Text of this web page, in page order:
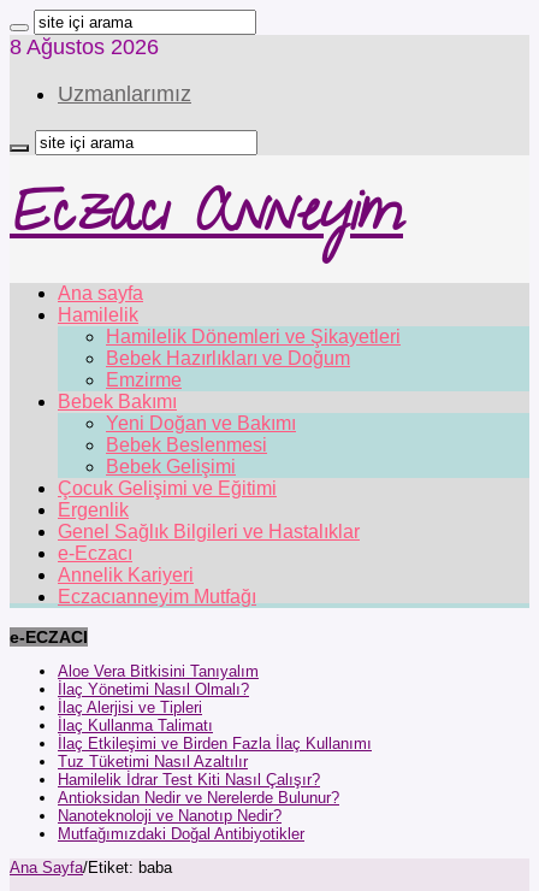
8 Ağustos 2026
Uzmanlarımız
Eczacı Anneyim
Ana sayfa
Hamilelik
Hamilelik Dönemleri ve Şikayetleri
Bebek Hazırlıkları ve Doğum
Emzirme
Bebek Bakımı
Yeni Doğan ve Bakımı
Bebek Beslenmesi
Bebek Gelişimi
Çocuk Gelişimi ve Eğitimi
Ergenlik
Genel Sağlık Bilgileri ve Hastalıklar
e-Eczacı
Annelik Kariyeri
Eczacıanneyim Mutfağı
e-ECZACI
Aloe Vera Bitkisini Tanıyalım
İlaç Yönetimi Nasıl Olmalı?
İlaç Alerjisi ve Tipleri
İlaç Kullanma Talimatı
İlaç Etkileşimi ve Birden Fazla İlaç Kullanımı
Tuz Tüketimi Nasıl Azaltılır
Hamilelik İdrar Test Kiti Nasıl Çalışır?
Antioksidan Nedir ve Nerelerde Bulunur?
Nanoteknoloji ve Nanotıp Nedir?
Mutfağımızdaki Doğal Antibiyotikler
Ana Sayfa/Etiket: baba